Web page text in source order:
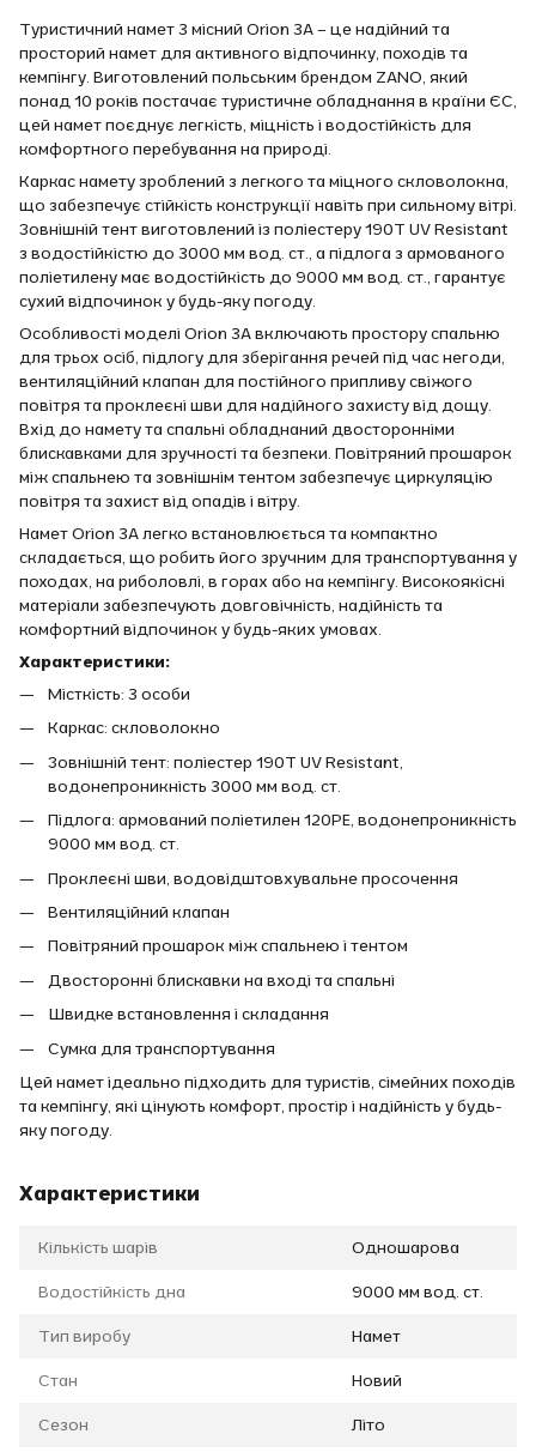
Туристичний намет 3 місний Orion 3A – це надійний та
просторий намет для активного відпочинку, походів та
кемпінгу. Виготовлений польським брендом ZANO, який
понад 10 років постачає туристичне обладнання в країни ЄС,
цей намет поєднує легкість, міцність і водостійкість для
комфортного перебування на природі.
Каркас намету зроблений з легкого та міцного скловолокна,
що забезпечує стійкість конструкції навіть при сильному вітрі.
Зовнішній тент виготовлений із поліестеру 190T UV Resistant
з водостійкістю до 3000 мм вод. ст., а підлога з армованого
поліетилену має водостійкість до 9000 мм вод. ст., гарантує
сухий відпочинок у будь-яку погоду.
Особливості моделі Orion 3A включають простору спальню
для трьох осіб, підлогу для зберігання речей під час негоди,
вентиляційний клапан для постійного припливу свіжого
повітря та проклеєні шви для надійного захисту від дощу.
Вхід до намету та спальні обладнаний двосторонніми
блискавками для зручності та безпеки. Повітряний прошарок
між спальнею та зовнішнім тентом забезпечує циркуляцію
повітря та захист від опадів і вітру.
Намет Orion 3A легко встановлюється та компактно
складається, що робить його зручним для транспортування у
походах, на риболовлі, в горах або на кемпінгу. Високоякісні
матеріали забезпечують довговічність, надійність та
комфортний відпочинок у будь-яких умовах.
Характеристики:
Місткість: 3 особи
Каркас: скловолокно
Зовнішній тент: поліестер 190T UV Resistant,
водонепроникність 3000 мм вод. ст.
Підлога: армований поліетилен 120PE, водонепроникність
9000 мм вод. ст.
Проклеєні шви, водовідштовхувальне просочення
Вентиляційний клапан
Повітряний прошарок між спальнею і тентом
Двосторонні блискавки на вході та спальні
Швидке встановлення і складання
Сумка для транспортування
Цей намет ідеально підходить для туристів, сімейних походів
та кемпінгу, які цінують комфорт, простір і надійність у будь-
яку погоду.
Характеристики
Кількість шарів Одношарова
Водостійкість дна 9000 мм вод. ст.
Тип виробу Намет
Стан Новий
Сезон Літо